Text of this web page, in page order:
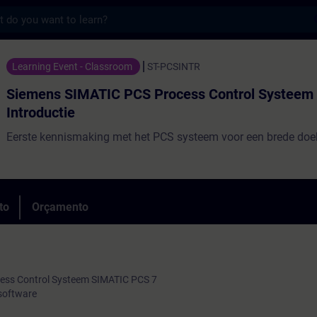
PCS Process Control Systeem
Learning Event - Classroom ST-PCSINTR
Siemens SIMATIC PCS Process Control Systeem
Introductie
Eerste kennismaking met het PCS systeem voor een brede
Orçamento
Control Systeem SIMATIC PCS 7